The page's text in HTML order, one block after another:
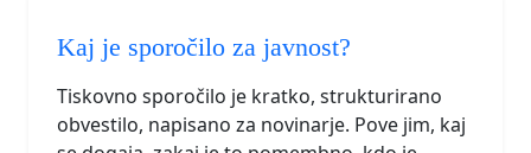
Kaj je sporočilo za javnost?
Tiskovno sporočilo je kratko, strukturirano
obvestilo, napisano za novinarje. Pove jim, kaj